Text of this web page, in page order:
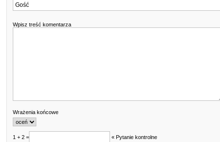
Wpisz treść komentarza
Wrażenia końcowe
1 + 2 = « Pytanie kontrolne